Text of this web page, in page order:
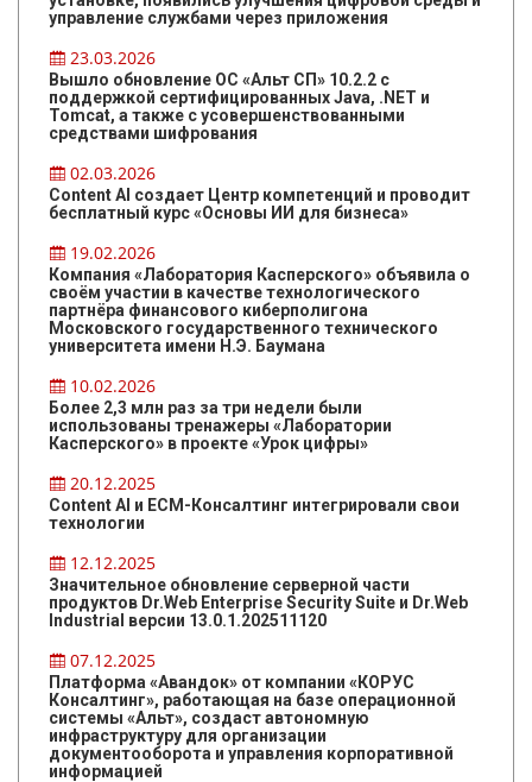
управление службами через приложения
23.03.2026
Вышло обновление ОС «Альт СП» 10.2.2 с
поддержкой сертифицированных Java, .NET и
Tomcat, а также с усовершенствованными
средствами шифрования
02.03.2026
Content AI создает Центр компетенций и проводит
бесплатный курс «Основы ИИ для бизнеса»
19.02.2026
Компания «Лаборатория Касперского» объявила о
своём участии в качестве технологического
партнёра финансового киберполигона
Московского государственного технического
университета имени Н.Э. Баумана
10.02.2026
Более 2,3 млн раз за три недели были
использованы тренажеры «Лаборатории
Касперского» в проекте «Урок цифры»
20.12.2025
Content AI и ЕСМ-Консалтинг интегрировали свои
технологии
12.12.2025
Значительное обновление серверной части
продуктов Dr.Web Enterprise Security Suite и Dr.Web
Industrial версии 13.0.1.202511120
07.12.2025
Платформа «Авандок» от компании «КОРУС
Консалтинг», работающая на базе операционной
системы «Альт», создаст автономную
инфраструктуру для организации
документооборота и управления корпоративной
информацией